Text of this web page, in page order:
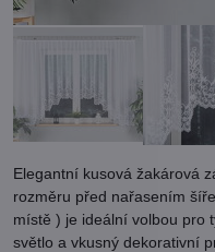
Elegantní kusová žakárová
rozměru před nařasením
místě ) je ideální volbou pro
světlo a vkusný dekorativní